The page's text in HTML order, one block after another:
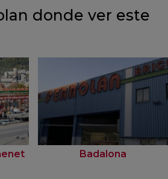
donde ver este
Badalona